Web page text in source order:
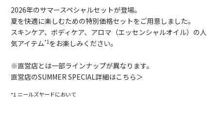
2026年のサマースペシャルセットが登場。
夏を快適に楽しむための特別価格セットをご用意しました。
スキンケア、ボディケア、アロマ（エッセンシャルオイル）の人
気アイテム*1 をお楽しみください。
※直営店とは一部ラインナップが異なります。
直営店のSUMMER SPECIAL詳細はこちら＞
*1 ニールズヤードにおいて